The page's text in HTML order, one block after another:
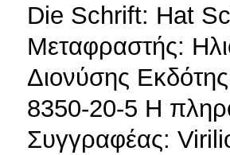
Die Schrift: Hat
Μεταφραστής:
Διονύσης
8350-20-5 Η
Συγγραφέας: